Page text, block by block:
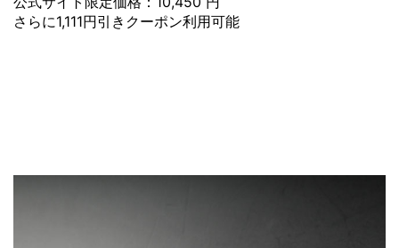
さらに1,111円引きクーポン利用可能